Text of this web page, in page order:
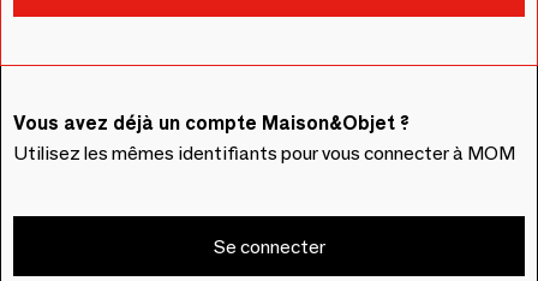
Vous avez déjà un compte Maison&Objet ?
Utilisez les mêmes identifiants pour vous connecter à MOM
Se connecter